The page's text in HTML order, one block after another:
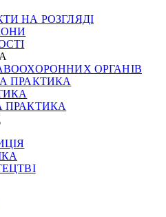
НА РОЗГЛЯДІ
ОРГАНІВ
ПРАКТИКА
ПРАКТИКА